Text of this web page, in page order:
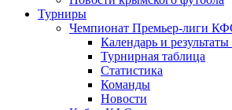
Турниры
Чемпионат Премьер-лиги
Календарь и
Турнирная таблица
Статистика
Команды
Новости